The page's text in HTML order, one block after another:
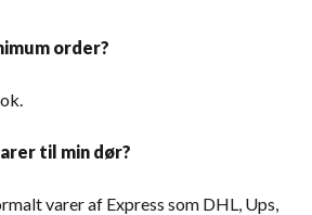
order?
til min dør?
varer af Express som DHL, Ups,